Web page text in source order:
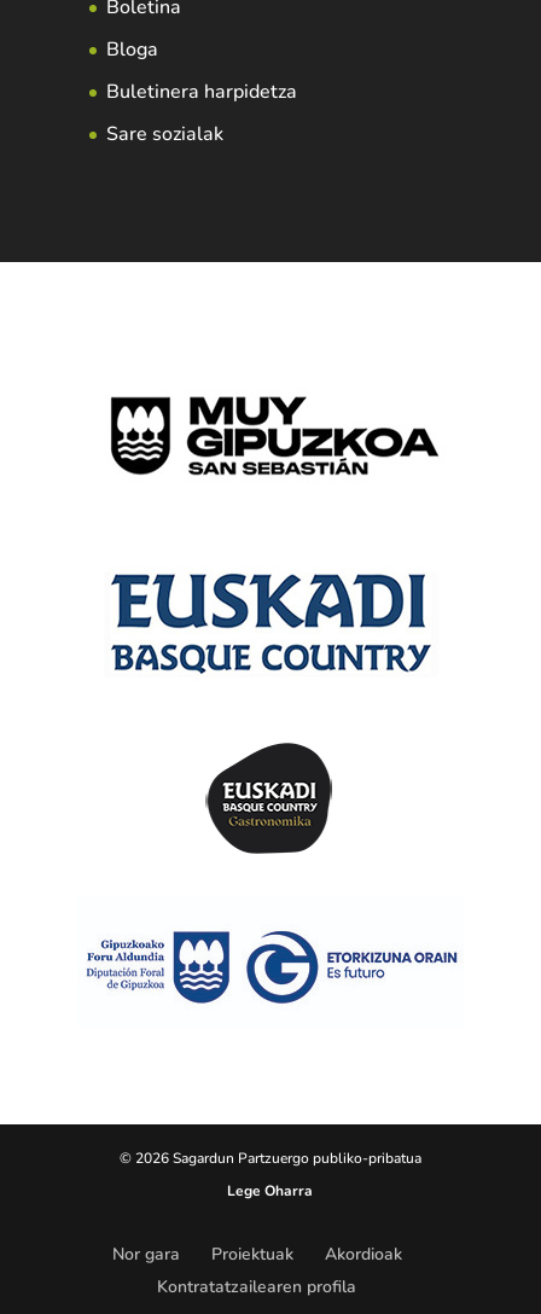
Boletina
Bloga
Buletinera harpidetza
Sare sozialak
© 2026 Sagardun Partzuergo publiko-pribatua
Lege Oharra
Nor gara Proiektuak
Akordioak
Kontratatzailearen profila